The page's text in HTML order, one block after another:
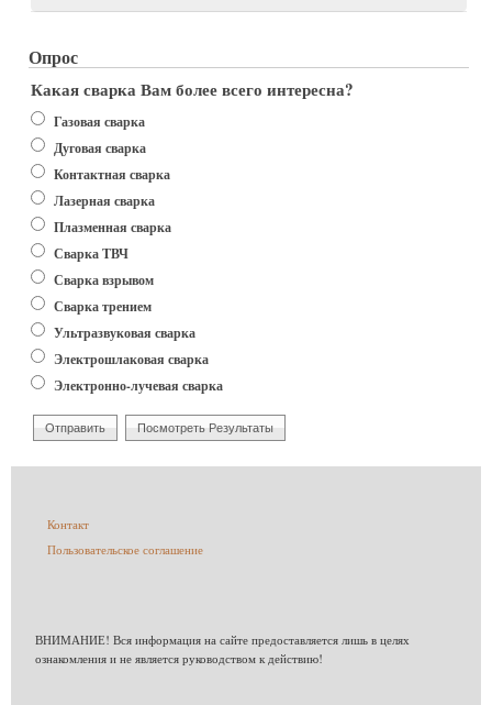
Опрос
Какая сварка Вам более всего интересна?
Варианты
Газовая сварка
Дуговая сварка
Контактная сварка
Лазерная сварка
Плазменная сварка
Сварка ТВЧ
Сварка взрывом
Сварка трением
Ультразвуковая сварка
Электрошлаковая сварка
Электронно-лучевая сварка
Меню
подвале
Контакт
Пользовательское соглашение
ВНИМАНИЕ! Вся информация на сайте предоставляется лишь в целях
ознакомления и не является руководством к действию!